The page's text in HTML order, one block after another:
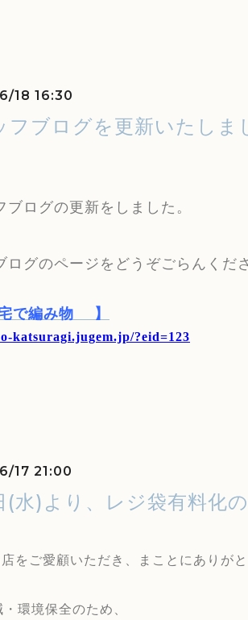
18 16:30
フブログを更新いたしま
ブログの更新をしました。
ログのページをどうぞごらんくだ
で編み物 】
katsuragi.jugem.jp/?eid=123
17 21:00
(水)より、レジ袋有料化
をご愛顧いただき、まことにありがと
環境保全のため、